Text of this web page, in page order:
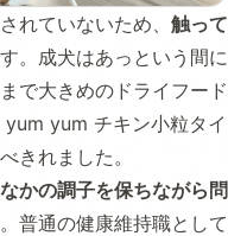
れていないため、 触って
。成犬はあっという間に
で大きめのドライフード
yum チキン小粒タイ
きれました。
かの調子を保ちながら問
普通の健康維持職として